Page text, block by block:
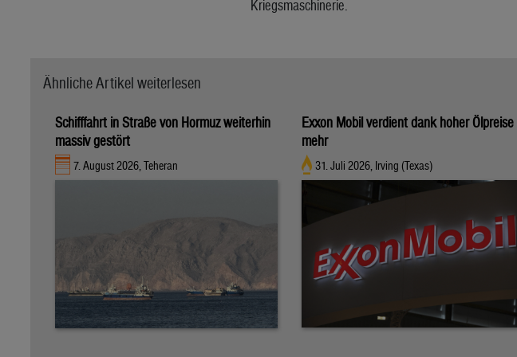
Kriegsmaschinerie.
Ähnliche Artikel weiterlesen
Schifffahrt in Straße von Hormuz weiterhin
massiv gestört
7. August 2026, Teheran
Exxon Mobil verdient dank hoher Ölpreise
mehr
31. Juli 2026, Irving (Texas)